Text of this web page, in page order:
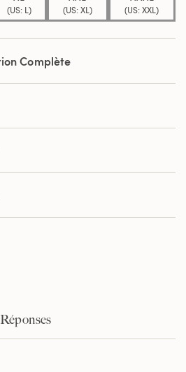
(US: L) (US: XL) (US: XXL)
Complète